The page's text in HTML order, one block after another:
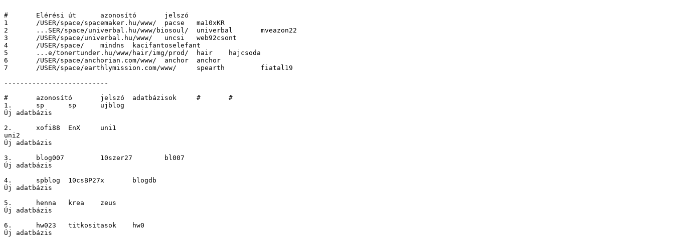
# 	Elérési út 	azonosító 	jelszó
1 	/USER/space/spacemaker.hu/www/ 	pacse 	ma10xKR
2 	...SER/space/univerbal.hu/www/biosoul/ 	univerbal 	mveazon22
3 	/USER/space/univerbal.hu/www/ 	uncsi 	web92csont
4 	/USER/space/ 	mindns 	kacifantoselefant
5 	...e/tonertunder.hu/www/hair/img/prod/ 	hair 	hajcsoda
6 	/USER/space/anchorian.com/www/ 	anchor 	anchor
7 	/USER/space/earthlymission.com/www/ 	spearth 	fiatal19
--------------------------
# 	azonosító 	jelszó 	adatbázisok 	# 	#
1. 	sp 	sp 	ujblog
Új adatbázis
2. 	xofi88 	EnX 	uni1
uni2
Új adatbázis
3. 	blog007 	10szer27 	bl007
Új adatbázis
4. 	spblog 	10csBP27x 	blogdb
Új adatbázis
5. 	henna 	krea 	zeus
Új adatbázis
6. 	hw023 	titkositasok 	hw0
Új adatbázis